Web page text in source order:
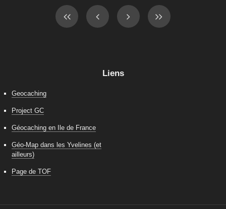
Liens
Geocaching
Project GC
Géocaching en Ile de France
Géo-Map dans les Yvelines (et
ailleurs)
Page de TOF